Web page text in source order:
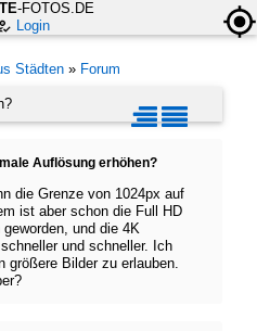
-FOTOS.DE
Login
Städten » Forum
Auflösung erhöhen?
die Grenze von 1024px auf
ist aber schon die Full HD
und die 4K
und schneller. Ich
größere Bilder zu erlauben.